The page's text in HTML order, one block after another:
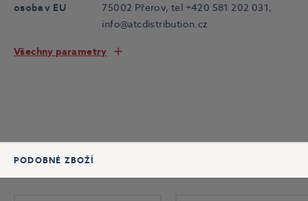
osoba v EU
75002 Přerov, tel +420 581 202 031,
info@atcdistribution.cz
Všechny parametry
PODOBNÉ ZBOŽÍ